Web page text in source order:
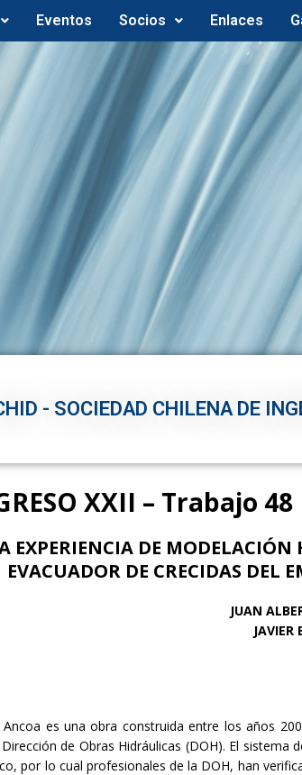
Eventos Socios Enlaces
- SOCIEDAD CHILENA DE
XXII – Trabajo 48
EXPERIENCIA DE
EVACUADOR DE CRECIDAS DEL
JUAN
JAVIER
Ancoa es una obra construida entre los años
de Obras Hidráulicas (DOH). El
por lo cual profesionales de la DOH, han